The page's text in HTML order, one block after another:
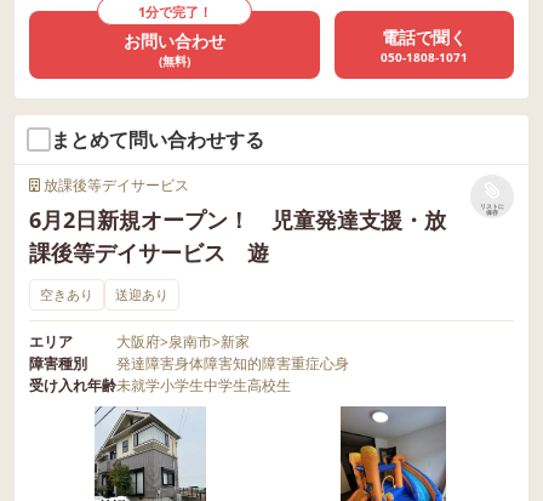
1分で完了！
お問い合わせ
(無料)
電話で聞く
050-1808-1071
まとめて問い合わせする
放課後等デイサービス
6月2日新規オープン！ 児童発達支援・放
課後等デイサービス 遊
リストに
保存
空きあり 送迎あり
エリア 大阪府>泉南市>新家
障害種別
発達障害身体障害知的障害重症心身
受け入れ年齢未就学小学生中学生高校生